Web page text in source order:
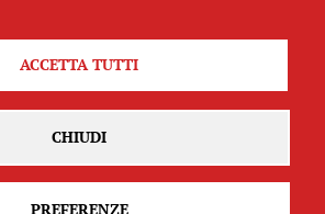
newsletter
ACCETTA TUTTI
CHIUDI
PREFERENZE